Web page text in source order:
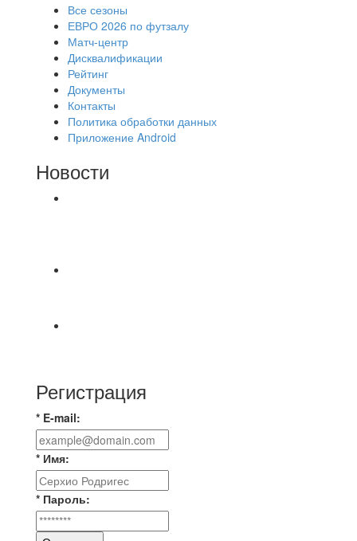
Все сезоны
ЕВРО 2026 по футзалу
Матч-центр
Дисквалификации
Рейтинг
Документы
Контакты
Политика обработки данных
Приложение Android
Новости
Регистрация
* E-mail:
* Имя:
* Пароль: